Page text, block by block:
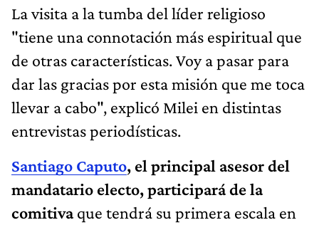
La visita a la tumba del líder religioso
"tiene una connotación más espiritual que
de otras características. Voy a pasar para
dar las gracias por esta misión que me toca
llevar a cabo", explicó Milei en distintas
entrevistas periodísticas.
Santiago Caputo, el principal asesor del
mandatario electo, participará de la
comitivaque tendrá su primera escala en